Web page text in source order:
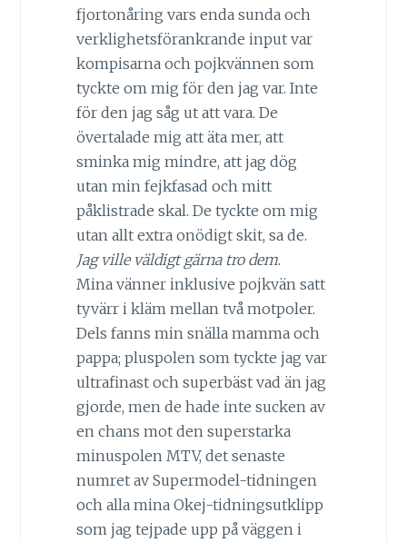
fjortonåring vars enda sunda och
verklighetsförankrande input var
kompisarna och pojkvännen som
tyckte om mig för den jag var. Inte
för den jag såg ut att vara. De
övertalade mig att äta mer, att
sminka mig mindre, att jag dög
utan min fejkfasad och mitt
påklistrade skal. De tyckte om mig
utan allt extra onödigt skit, sa de.
Jag ville väldigt gärna tro dem.
Mina vänner inklusive pojkvän satt
tyvärr i kläm mellan två motpoler.
Dels fanns min snälla mamma och
pappa; pluspolen som tyckte jag var
ultrafinast och superbäst vad än jag
gjorde, men de hade inte sucken av
en chans mot den superstarka
minuspolen MTV, det senaste
numret av Supermodel-tidningen
och alla mina Okej-tidningsutklipp
som jag tejpade upp på väggen i